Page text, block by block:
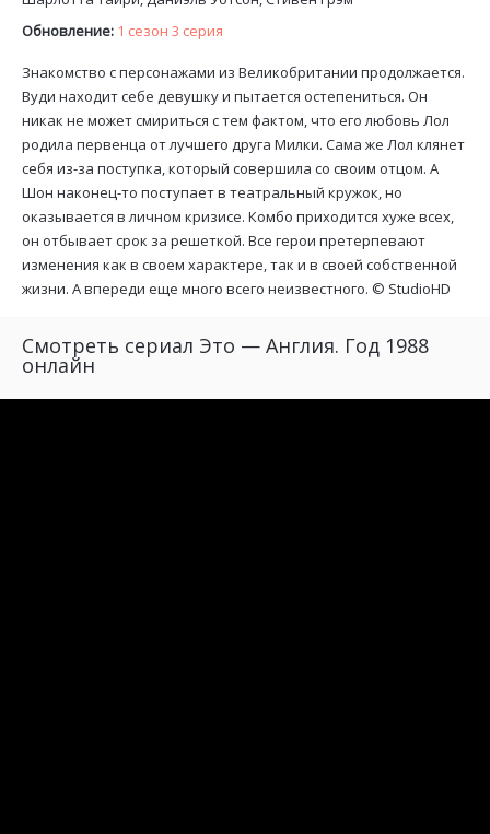
Обновление: 1 сезон 3 серия
Знакомство с персонажами из Великобритании продолжается.
Вуди находит себе девушку и пытается остепениться. Он
никак не может смириться с тем фактом, что его любовь Лол
родила первенца от лучшего друга Милки. Сама же Лол клянет
себя из-за поступка, который совершила со своим отцом. А
Шон наконец-то поступает в театральный кружок, но
оказывается в личном кризисе. Комбо приходится хуже всех,
он отбывает срок за решеткой. Все герои претерпевают
изменения как в своем характере, так и в своей собственной
жизни. А впереди еще много всего неизвестного. © StudioHD
Смотреть сериал Это — Англия. Год 1988
онлайн